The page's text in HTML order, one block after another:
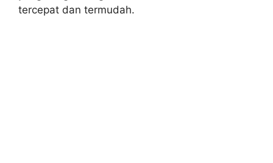
tercepat dan termudah.